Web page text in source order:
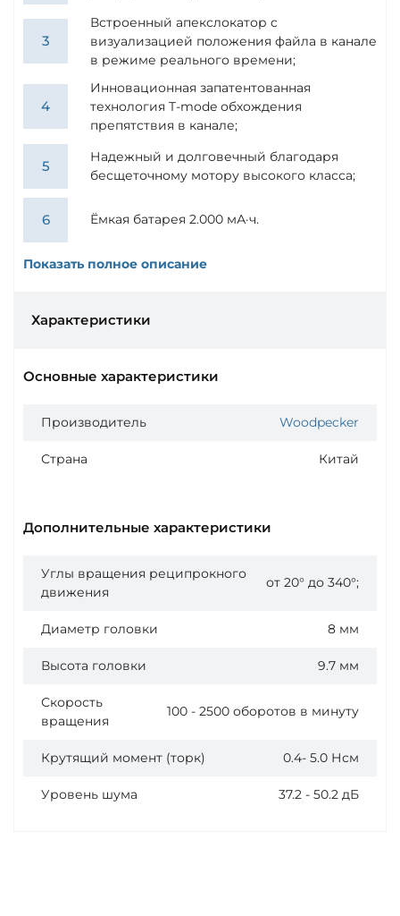
Встроенный апекслокатор c
визуализацией положения файла в канале
в режиме реального времени;
Инновационная запатентованная
технология T-mode обхождения
препятствия в канале;
Надежный и долговечный благодаря
бесщеточному мотору высокого класса;
Ёмкая батарея 2.000 мА·ч.
Показать полное описание
Характеристики
Основные характеристики
Производитель Woodpecker
Страна Китай
Дополнительные характеристики
Углы вращения реципрокного
движения
от 20° до 340°;
Диаметр головки 8 мм
Высота головки 9.7 мм
Скорость
вращения
100 - 2500 оборотов в минуту
Крутящий момент (торк) 0.4- 5.0 Нсм
Уровень шума 37.2 - 50.2 дБ